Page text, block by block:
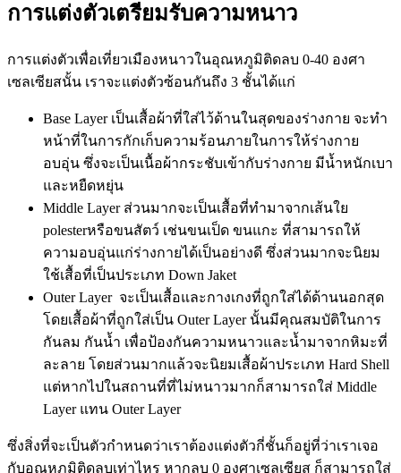
การแต่งตัวเตรียมรับความหนาว
การแต่งตัวเพื่อเที่ยวเมืองหนาวในอุณหภูมิติดลบ 0-40 องศา
เซลเซียสนั้น เราจะแต่งตัวซ้อนกันถึง 3 ชั้นได้แก่
Base Layer เป็นเสื้อผ้าที่ใส่ไว้ด้านในสุดของร่างกาย จะทำ
หน้าที่ในการกักเก็บความร้อนภายในการให้ร่างกาย
อบอุ่น ซึ่งจะเป็นเนื้อผ้ากระชับเข้ากับร่างกาย มีน้ำหนักเบา
และหยืดหยุ่น
Middle Layer ส่วนมากจะเป็นเสื้อที่ทำมาจากเส้นใย
polesterหรือขนสัตว์ เช่นขนเป็ด ขนแกะ ที่สามารถให้
ความอบอุ่นแก่ร่างกายได้เป็นอย่างดี ซึ่งส่วนมากจะนิยม
ใช้เสื้อที่เป็นประเภท Down Jaket
Outer Layer จะเป็นเสื้อและกางเกงที่ถูกใส่ได้ด้านนอกสุด
โดยเสื้อผ้าที่ถูกใส่เป็น Outer Layer นั้นมีคุณสมบัติในการ
กันลม กันน้ำ เพื่อป้องกันความหนาวและน้ำมาจากหิมะที่
ละลาย โดยส่วนมากแล้วจะนิยมเสื้อผ้าประเภท Hard Shell
แต่หากไปในสถานที่ที่ไม่หนาวมากก็สามารถใส่ Middle
Layer แทน Outer Layer
ซึ่งสิ่งที่จะเป็นตัวกำหนดว่าเราต้องแต่งตัวกี่ชั้นก็อยู่ที่ว่าเราเจอ
กับอุณหภูมิติดลบเท่าไหร หากลบ 0 องศาเซลเซียส ก็สามารถใส่